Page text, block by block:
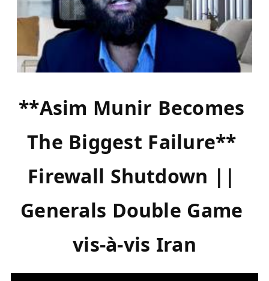
**Asim Munir Becomes
The Biggest Failure**
Firewall Shutdown ||
Generals Double Game
vis-à-vis Iran